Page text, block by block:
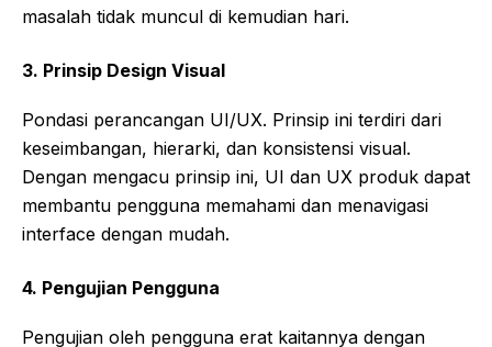
masalah tidak muncul di kemudian hari.
3. Prinsip Design Visual
Pondasi perancangan UI/UX. Prinsip ini terdiri dari
keseimbangan, hierarki, dan konsistensi visual.
Dengan mengacu prinsip ini, UI dan UX produk dapat
membantu pengguna memahami dan menavigasi
interface dengan mudah.
4. Pengujian Pengguna
Pengujian oleh pengguna erat kaitannya dengan